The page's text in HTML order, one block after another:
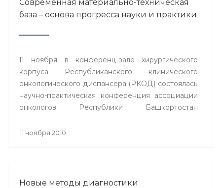
Современная материально-техническая
база – основа прогресса науки и практики
11 ноября в конференц-зале хирургического
корпуса Республиканского клинического
онкологического диспансера (РКОД) состоялась
научно-практическая конференция ассоциации
онкологов Республики Башкортостан
основа прогресса онкологической науки и
11 ноября 2010
Новые методы диагностики